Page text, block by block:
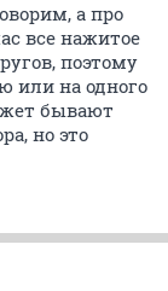
а про
все нажитое
поэтому
или на одного
бывают
но это